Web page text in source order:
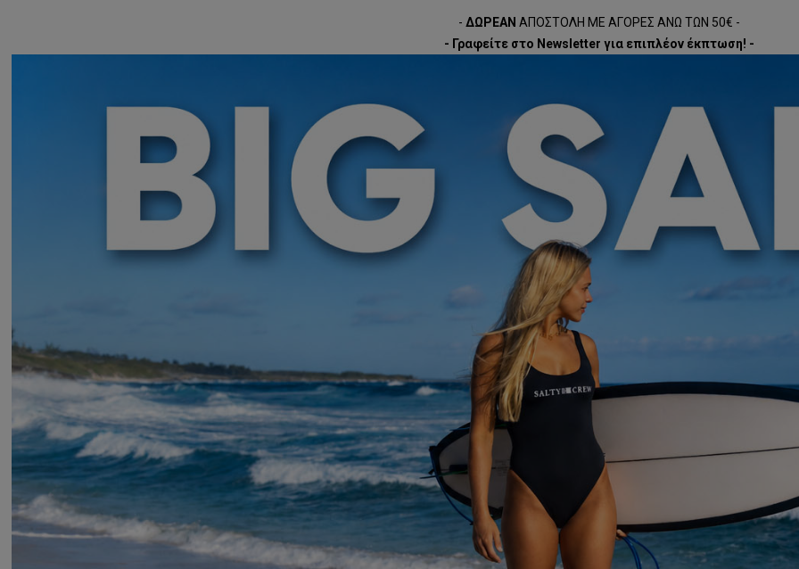
- ΔΩΡΕΑΝ ΑΠΟΣΤΟΛΗ ΜΕ ΑΓΟΡΕΣ ΑΝΩ ΤΩΝ 50€ -
- Γραφείτε στο Newsletter για επιπλέον έκπτωση! -